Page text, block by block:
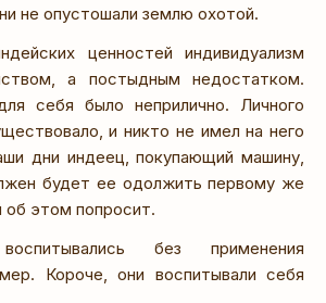
не опустошали землю охотой.
ценностей индивидуализм
а постыдным недостатком.
себя было неприлично. Личного
и никто не имел на него
дни индеец, покупающий машину,
будет ее одолжить первому же
об этом попросит.
без применения
Короче, они воспитывали себя